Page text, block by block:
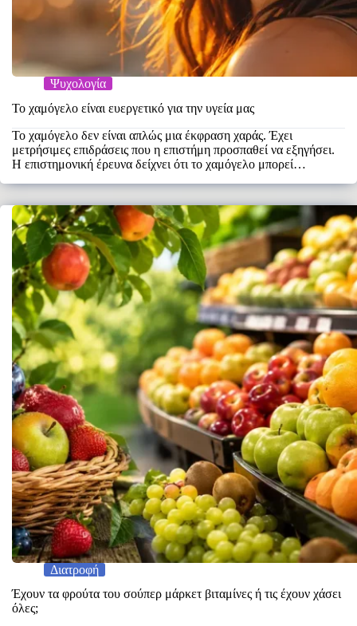
Ψυχολογία
Το χαμόγελο είναι ευεργετικό για την υγεία μας
Το χαμόγελο δεν είναι απλώς μια έκφραση χαράς. Έχει
μετρήσιμες επιδράσεις που η επιστήμη προσπαθεί να εξηγήσει.
Η επιστημονική έρευνα δείχνει ότι το χαμόγελο μπορεί…
Διατροφή
Έχουν τα φρούτα του σούπερ μάρκετ βιταμίνες ή τις έχουν χάσει
όλες;